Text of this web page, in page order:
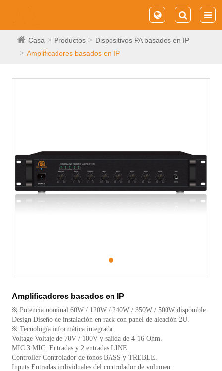
Casa Productos
Dispositivos PA basados ​​en IP
Amplificadores basados ​​en IP
Amplificadores basados ​​en IP
※ Potencia nominal 60W / 120W / 240W / 350W / 500W disponible.
Design Diseño de instalación en rack con panel de aleación 2U.
※ Tecnología informática integrada
Voltage Voltaje de 70V / 100V y salida de 4-16 Ohm.
MIC 3 MIC. Entradas y 2 entradas LINE.
Controller Controlador de tonos BASS y TREBLE.
Inputs Entradas individuales del controlador de volumen.